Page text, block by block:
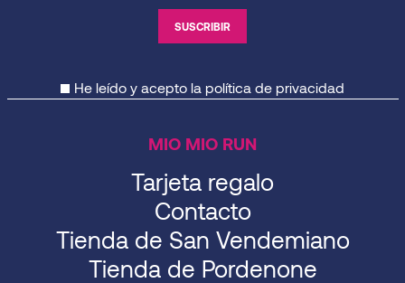
He leído y acepto la política de privacidad
MIO MIO RUN
Tarjeta regalo
Contacto
Tienda de San Vendemiano
Tienda de Pordenone